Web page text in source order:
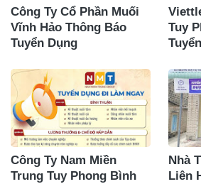
Công Ty Cổ Phần Muối
Vĩnh Hảo Thông Báo
Tuyển Dụng
Tuy
Công Ty Nam Miền
Trung Tuy Phong Bình
Nhà
Liên